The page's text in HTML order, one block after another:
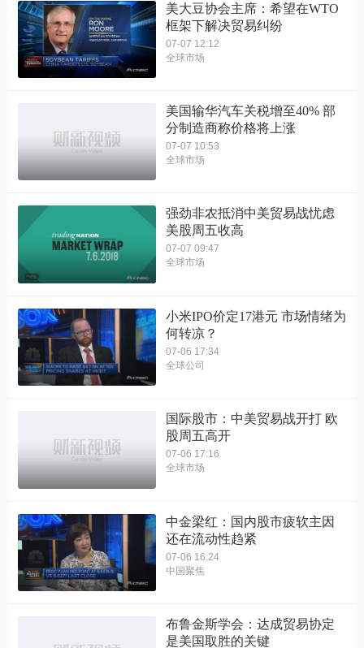
美大豆协会主席：希望在WTO
框架下解决贸易纠纷
07-07 12:12
全球市场
美国输华汽车关税增至40% 部
分制造商称价格将上涨
07-07 10:53
全球市场
强劲非农抵消中美贸易战忧虑
美股周五收高
07-07 09:47
全球市场
小米IPO价定17港元 市场情绪为
何转凉？
07-06 17:34
全球公司
国际股市：中美贸易战开打 欧
股周五高开
07-06 17:16
全球市场
中金梁红：国内股市疲软主因
还在流动性趋紧
07-06 16:24
中国聚焦
布鲁金斯学会：达成贸易协定
是美国取胜的关键